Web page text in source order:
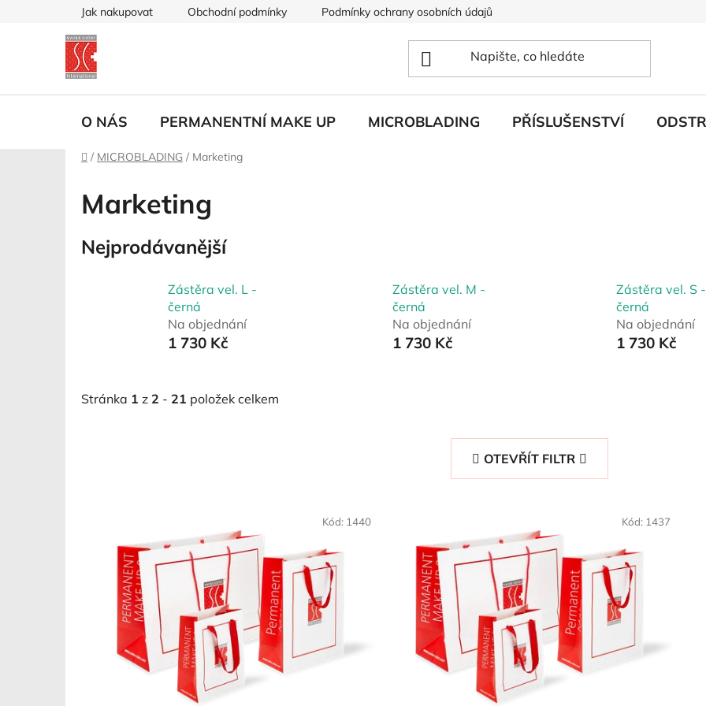
Jak nakupovat Obchodní podmínky Podmínky ochrany osobních údajů
O NÁS PERMANENTNÍ MAKE UP MICROBLADING PŘÍSLUŠENSTVÍ
Domů
/ MICROBLADING / Marketing
Marketing
Nejprodávanější
Zástěra vel. L -
černá
Na objednání
1 730 Kč
Zástěra vel. M -
černá
Na objednání
1 730 Kč
Zástěra vel. S -
černá
Na objednání
1 730 Kč
Stránka 1 z 2 - 21 položek celkem
OTEVŘÍT FILTR
Kód: 1440 Kód: 1437